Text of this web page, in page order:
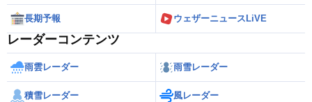
長期予報 ウェザーニュースLiVE
レーダーコンテンツ
雨雲レーダー 雨雪レーダー
積雪レーダー 風レーダー